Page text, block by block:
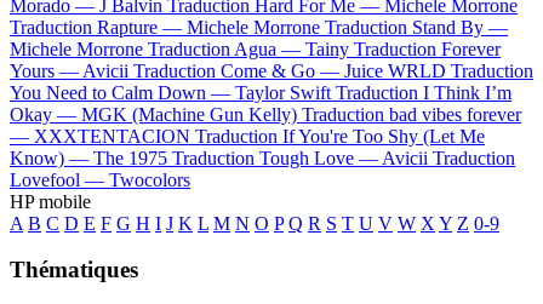
Morado — J Balvin Traduction Hard For Me — Michele Morrone
Traduction Rapture — Michele Morrone Traduction Stand By —
Michele Morrone Traduction Agua — Tainy Traduction Forever
Yours — Avicii Traduction Come & Go — Juice WRLD Traduction
You Need to Calm Down — Taylor Swift Traduction I Think I’m
Okay — MGK (Machine Gun Kelly) Traduction bad vibes forever
— XXXTENTACION Traduction If You're Too Shy (Let Me
Know) — The 1975 Traduction Tough Love — Avicii Traduction
Lovefool — Twocolors
HP mobile
A B C D E F G H I J K L M N O P Q R S T U V W X Y Z 0-9
Thématiques